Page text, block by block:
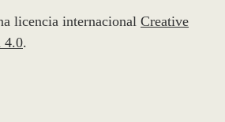
licencia internacional Creative
4.0.